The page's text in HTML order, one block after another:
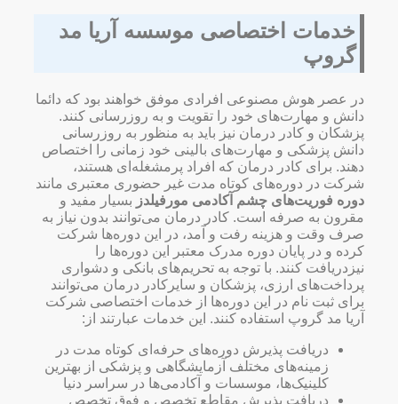
خدمات اختصاصی موسسه آریا مد
گروپ
در عصر هوش مصنوعی افرادی موفق خواهند بود که دائما
دانش و مهارت‌های خود را تقویت و به روزرسانی کنند.
پزشکان و کادر درمان نیز باید به منظور به روزرسانی
دانش پزشکی و مهارت‌های بالینی خود زمانی را اختصاص
دهند. برای کادر درمان که افراد پرمشغله‌ای هستند،
شرکت در دوره‌های کوتاه مدت غیر حضوری معتبری مانند
دوره فوریت‌های چشم آکادمی مورفیلدز بسیار مفید و
مقرون به صرفه است. کادر درمان می‌توانند بدون نیاز به
صرف وقت و هزینه رفت و آمد، در این دوره‌ها شرکت
کرده و در پایان دوره مدرک معتبر این دوره‌ها را
نیزدریافت کنند. با توجه به تحریم‌های بانکی و دشواری
پرداخت‌های ارزی، پزشکان و سایرکادر درمان می‌توانند
برای ثبت نام در این دوره‌ها از خدمات اختصاصی شرکت
آریا مد گروپ استفاده کنند. این خدمات عبارتند از:
دریافت پذیرش دوره‌های حرفه‌ای کوتاه مدت در
زمینه‌های مختلف آزمایشگاهی و پزشکی از بهترین
کلینیک‌ها، موسسات و آکادمی‌ها در سراسر دنیا
دریافت پذیرش مقاطع تخصص و فوق تخصص